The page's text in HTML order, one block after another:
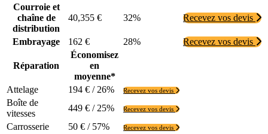
Courroie et
chaîne de
distribution
40,355 € 32% Recevez vos devis
Embrayage 162 € 28% Recevez vos devis
Réparation
Économisez
en
moyenne*
Attelage
194 € / 26% Recevez vos devis
Boîte de
vitesses
449 € / 25% Recevez vos devis
Carrosserie 50 € / 57% Recevez vos devis